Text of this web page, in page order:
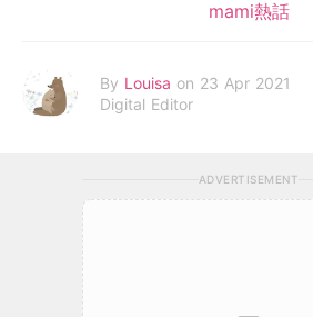
mami熱話
By Louisa on 23 Apr 2021
Digital Editor
ADVERTISEMENT